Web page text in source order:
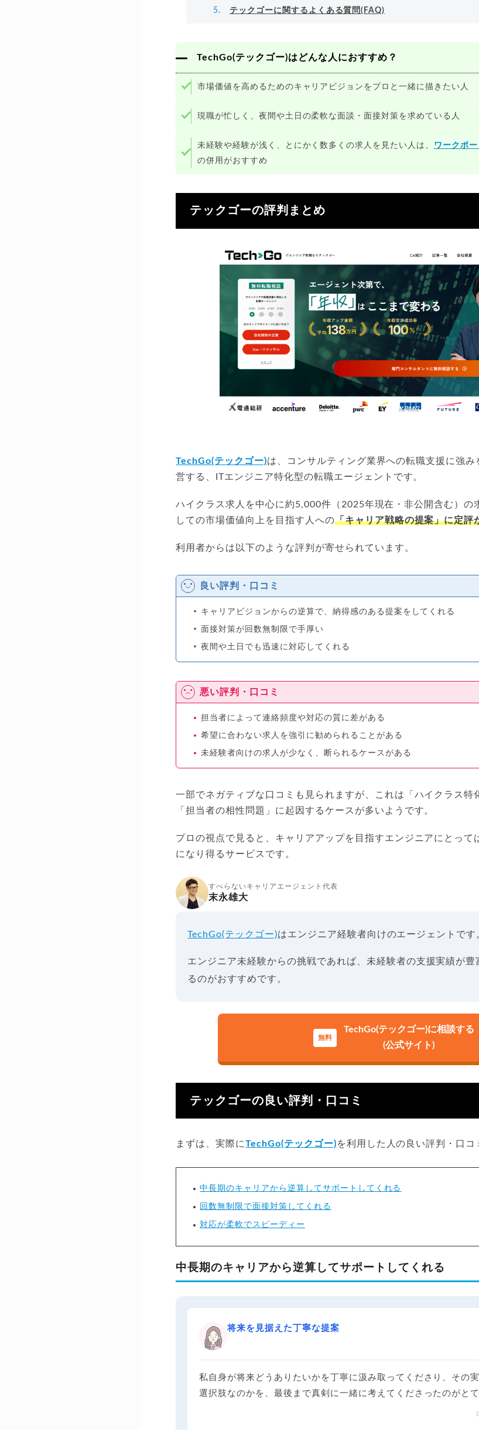
テックゴーに関するよくある質問(FAQ)
TechGo(テックゴー)はどんな人におすすめ？
市場価値を高めるためのキャリアビジョンをプロと一緒に描きたい人
現職が忙しく、夜間や土日の柔軟な面談・面接対策を求めている人
未経験や経験が浅く、とにかく数多くの求人を見たい人は、 ワークポー
の併用がおすすめ
テックゴーの評判まとめ
TechGo(テックゴー)は、コンサルティング業界への転職支援に強
営する、ITエンジニア特化型の転職エージェントです。
ハイクラス求人を中心に約5,000件（2025年現在・非公開含む）の
しての市場価値向上を目指す人への「キャリア戦略の提案」に定評
利用者からは以下のような評判が寄せられています。
良い評判・口コミ
キャリアビジョンからの逆算で、納得感のある提案をしてくれる
面接対策が回数無制限で手厚い
夜間や土日でも迅速に対応してくれる
悪い評判・口コミ
担当者によって連絡頻度や対応の質に差がある
希望に合わない求人を強引に勧められることがある
未経験者向けの求人が少なく、断られるケースがある
一部でネガティブな口コミも見られますが、これは「ハイクラス特
「担当者の相性問題」に起因するケースが多いようです。
プロの視点で見ると、キャリアアップを目指すエンジニアにとって
になり得るサービスです。
すべらないキャリアエージェント代表
末永雄大
TechGo(テックゴー)はエンジニア経験者向けのエージェントです
エンジニア未経験からの挑戦であれば、未経験者の支援実績が豊
るのがおすすめです。
TechGo(テックゴー)に相談する
(公式サイト)
テックゴーの良い評判・口コミ
まずは、実際にTechGo(テックゴー)を利用した人の良い評判・口コ
中長期のキャリアから逆算してサポートしてくれる
回数無制限で面接対策してくれる
対応が柔軟でスピーディー
中長期のキャリアから逆算してサポートしてくれる
将来を見据えた丁寧な提案
私自身が将来どうありたいかを丁寧に汲み取ってくださり、その
選択肢なのかを、最後まで真剣に一緒に考えてくださったのがと